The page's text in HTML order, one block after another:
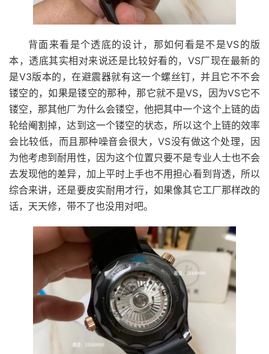
背面来看是个透底的设计，那如何看是不是VS的版
本，透底其实相对来说还是比较好看的，VS厂现在最新的
是V3版本的，在避震器就有这一个螺丝钉，并且它不不会
镂空的，如果是镂空的那种，那它就不是VS，因为VS它不
镂空，那其他厂为什么会镂空，他把其中一个这个上链的齿
轮给阉割掉，达到这一个镂空的状态，所以这个上链的效率
会比较低，而且那种噪音会很大，VS没有做这个处理，因
为他考虑到耐用性，因为这个位置只要不是专业人士也不会
去发现他的差异，加上平时上手也不用担心看到背透，所以
综合来讲，还是要皮实耐用才行，如果像其它工厂那样改的
话，天天修，带不了也没用对吧。